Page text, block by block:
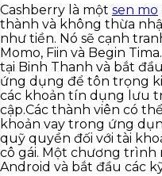
Cashberry là một sen mo
thành và không thừa
như tiền. Nó sẽ cạnh
Momo, Fiin và Begin
tại Binh Thanh và bắt
ứng dụng để tôn trọng
các khoản tín dụng lưu
cập.Các thành viên có
khoản vay trong ứng
quỹ quyền đối với tài
cô gái. Một chương trình
Android và bắt đầu các